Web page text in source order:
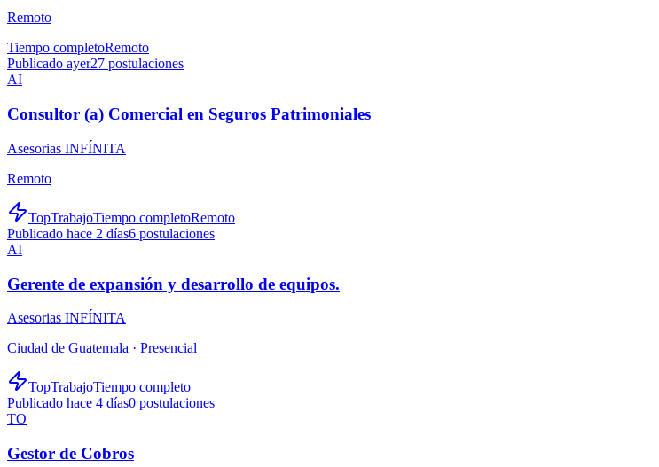
Remoto
Tiempo completoRemoto
Publicado ayer27 postulaciones
AI
Consultor (a) Comercial en Seguros Patrimoniales
Asesorias INFÍNITA
Remoto
TopTrabajoTiempo completoRemoto
Publicado hace 2 días6 postulaciones
AI
Gerente de expansión y desarrollo de equipos.
Asesorias INFÍNITA
Ciudad de Guatemala · Presencial
TopTrabajoTiempo completo
Publicado hace 4 días0 postulaciones
TO
Gestor de Cobros